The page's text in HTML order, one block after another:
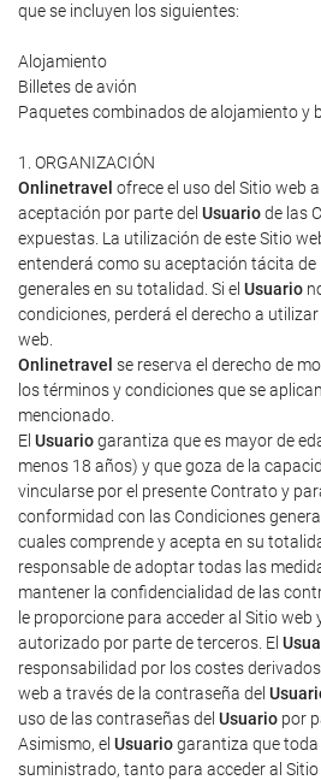
que se incluyen los siguientes:
Alojamiento
Billetes de avión
Paquetes combinados de alojamiento y
1. ORGANIZACIÓN
Onlinetravel ofrece el uso del Sitio web al
aceptación por parte del Usuariode las
expuestas. La utilización de este Sitio
entenderá como su aceptación tácita
generales en su totalidad. Si el Usuario
condiciones, perderá el derecho a utilizar
web.
Onlinetravel se reserva el derecho de
los términos y condiciones que se
mencionado.
El Usuariogarantiza que es mayor de
menos 18 años) y que goza de la
vincularse por el presente Contrato y
conformidad con las Condiciones
cuales comprende y acepta en su
responsable de adoptar todas las
mantener la confidencialidad de las
le proporcione para acceder al Sitio web
autorizado por parte de terceros. El
responsabilidad por los costes
web a través de la contraseña del
uso de las contraseñas del Usuario por
Asimismo, el Usuariogarantiza que
suministrado, tanto para acceder al